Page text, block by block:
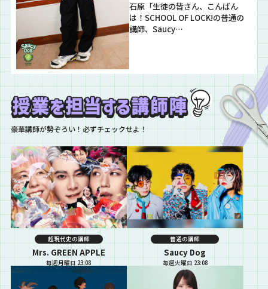
石原「生徒の皆さん、こんばん
は！SCHOOL OF LOCK!の普通の
講師、Saucy…
豪華講師が勢ぞろい！必ずチェックせよ！
超現代史の講師
Mrs. GREEN APPLE
毎週月曜日 23:08
普通の講師
Saucy Dog
毎週火曜日 23:08